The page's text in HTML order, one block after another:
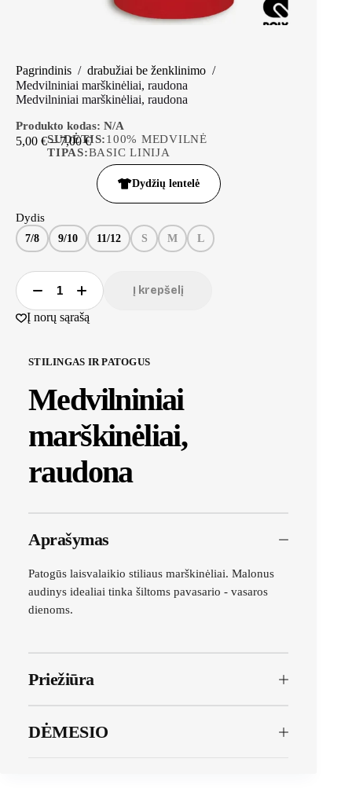
Pagrindinis / drabužiai be ženklinimo /
Medvilniniai marškinėliai, raudona
Medvilniniai marškinėliai, raudona
Produkto kodas: N/A
SUDĖTIS:100% MEDVILNĖ
TIPAS:BASIC LINIJA
5,00 € – 7,00€
Dydžių lentelė
Dydis
7/8 9/10 11/12 S M L
Į krepšelį
Į norų sąrašą
STILINGAS IR PATOGUS
Medvilniniai
marškinėliai,
raudona
Aprašymas
Patogūs laisvalaikio stiliaus marškinėliai. Malonus
audinys idealiai tinka šiltoms pavasario - vasaros
dienoms.
Priežiūra
DĖMESIO